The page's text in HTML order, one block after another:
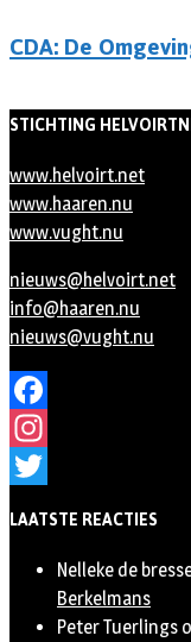
CDA: De
STICHTING
www.helvoirt.net
www.haaren.nu
www.vught.nu
nieuws@helvoirt.net
info@haaren.nu
nieuws@vught.nu
Facebook
Instagram
LAATSTE REACTIES
Nelleke de
Berkelmans
Peter Tuerlings